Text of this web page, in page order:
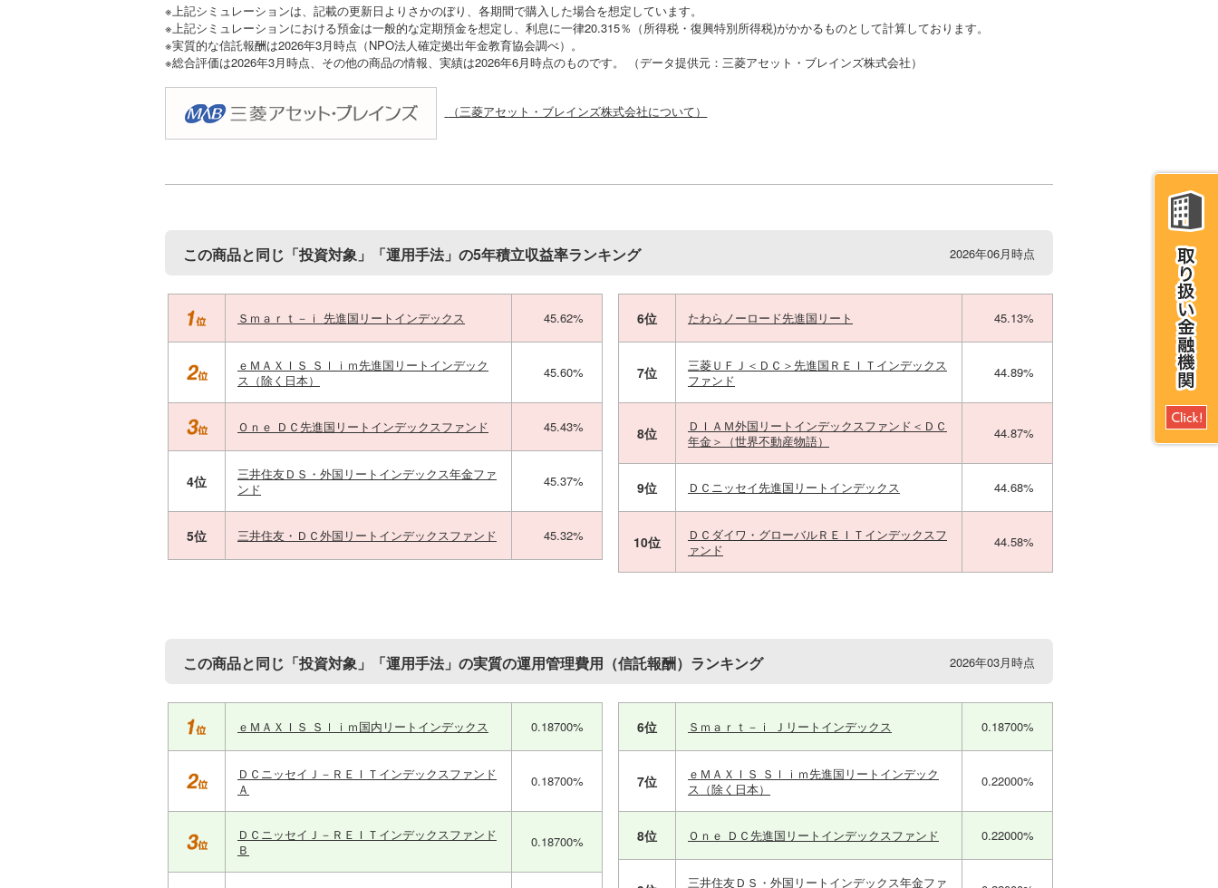
※上記シミュレーションは、記載の更新日よりさかのぼり、各期間で購入した場合を想定しています。
※上記シミュレーションにおける預金は一般的な定期預金を想定し、利息に一律20.315％（所得税・復興特別所得税)がかかるものとして計算しております。
※実質的な信託報酬は2026年3月時点（NPO法人確定拠出年金教育協会調べ）。
※総合評価は2026年3月時点、その他の商品の情報、実績は2026年6月時点のものです。 （データ提供元：三菱アセット・ブレインズ株式会社）
（三菱アセット・ブレインズ株式会社について）
この商品と同じ「投資対象」「運用手法」の5年積立収益率ランキング 2026年06月時点
Ｓｍａｒｔ－ｉ 先進国リートインデックス 45.62%
ｅＭＡＸＩＳ Ｓｌｉｍ先進国リートインデック
ス（除く日本）
45.60%
Ｏｎｅ ＤＣ先進国リートインデックスファンド 45.43%
4位
三井住友ＤＳ・外国リートインデックス年金ファ
ンド
45.37%
5位 三井住友・ＤＣ外国リートインデックスファンド 45.32%
6位 たわらノーロード先進国リート 45.13%
7位
三菱ＵＦＪ＜ＤＣ＞先進国ＲＥＩＴインデックス
ファンド
44.89%
8位
ＤＩＡＭ外国リートインデックスファンド＜ＤＣ
年金＞（世界不動産物語）
44.87%
9位 ＤＣニッセイ先進国リートインデックス 44.68%
10位
ＤＣダイワ・グローバルＲＥＩＴインデックスフ
ァンド
44.58%
この商品と同じ「投資対象」「運用手法」の実質の運用管理費用（信託報酬）ランキング 2026年03月時点
ｅＭＡＸＩＳ Ｓｌｉｍ国内リートインデックス 0.18700%
ＤＣニッセイＪ－ＲＥＩＴインデックスファンド
Ａ
0.18700%
ＤＣニッセイＪ－ＲＥＩＴインデックスファンド
Ｂ
0.18700%
6位 Ｓｍａｒｔ－ｉ Ｊリートインデックス 0.18700%
7位
ｅＭＡＸＩＳ Ｓｌｉｍ先進国リートインデック
ス（除く日本）
0.22000%
8位 Ｏｎｅ ＤＣ先進国リートインデックスファンド 0.22000%
三井住友ＤＳ・外国リートインデックス年金ファ